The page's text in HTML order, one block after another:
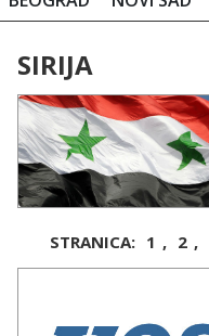
SIRIJA
STRANICA: 1 , 2 ,